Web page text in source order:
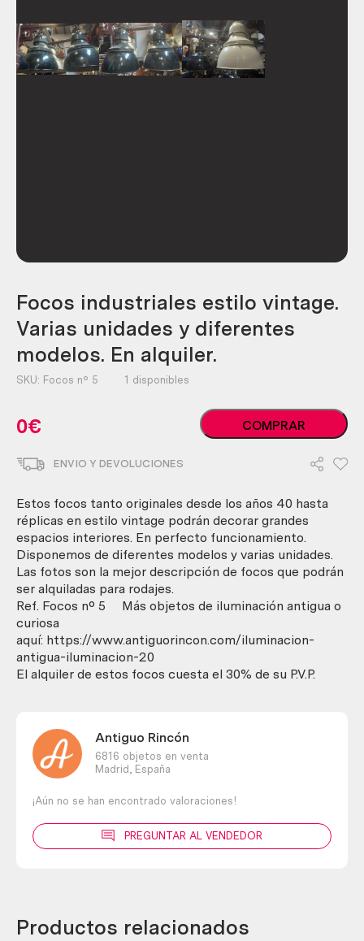
Focos industriales estilo vintage.
Varias unidades y diferentes
modelos. En alquiler.
SKU: Focos nº 5 1 disponibles
0€
Focos
industriales
unidades
y
diferentes
modelos.
En
cantidad
COMPRAR
ENVIO Y DEVOLUCIONES
Estos focos tanto originales desde los años 40 hasta
réplicas en estilo vintage podrán decorar grandes
espacios interiores. En perfecto funcionamiento.
Disponemos de diferentes modelos y varias unidades.
Las fotos son la mejor descripción de focos que podrán
ser alquiladas para rodajes.
Ref. Focos nº 5 Más objetos de iluminación antigua o
curiosa
aquí: https://www.antiguorincon.com/iluminacion-
antigua-iluminacion-20
El alquiler de estos focos cuesta el 30% de su P.V.P.
Antiguo Rincón
6816 objetos en venta
Madrid,
España
¡Aún no se han encontrado valoraciones!
PREGUNTAR AL VENDEDOR
Productos relacionados